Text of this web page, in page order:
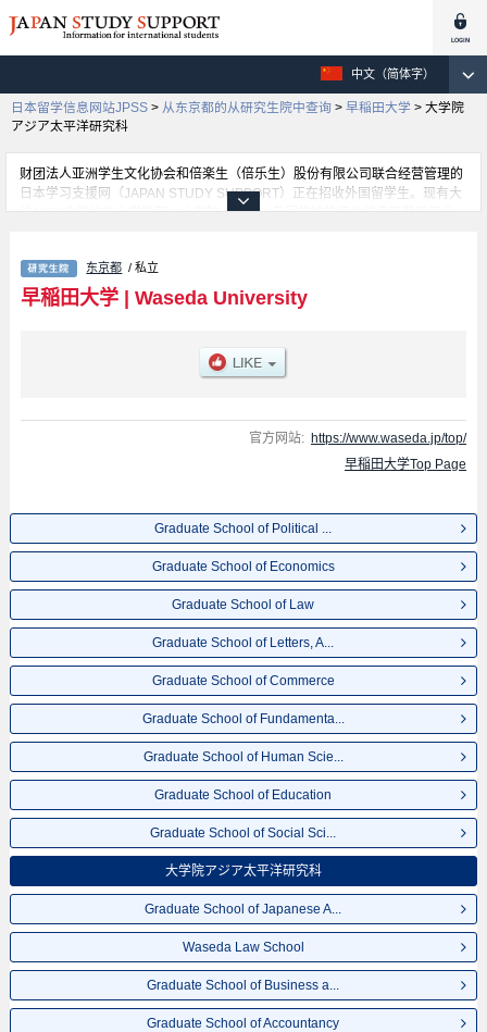
中文（简体字）
日本留学信息网站JPSS > 从东京都的从研究生院中查询 > 早稲田大学 > 大学院
アジア太平洋研究科
财团法人亚洲学生文化协会和倍楽生（倍乐生）股份有限公司联合经营管理的
日本学习支援网（JAPAN STUDY SUPPORT）正在招收外国留学生。现有大
约1300个学校的大学学部、大学院、短大、专门学校的招生信息正登载于此
Science、Graduate School of Economics、Graduate School of Law、
Graduate School of Letters, Arts and Sciences、Graduate School of
Commerce、Graduate School of Fundamental Science and Engineering、
Graduate School of Social Sciences、大学院アジア太平洋研究科、
Graduate School of Japanese Applied Linguistics、Waseda Law School、
Creative Science and Engineering、Graduate school of Advanced Science
and Engineering、Graduate School of Environment and Energy
Engineering、Graduate School of International Culture and Communication
东京都 / 私立
早稲田大学| Waseda University
官方网站: https://www.waseda.jp/top/
早稲田大学Top Page
Graduate School of Political ...
Graduate School of Economics
Graduate School of Law
Graduate School of Letters, A...
Graduate School of Commerce
Graduate School of Fundamenta...
Graduate School of Human Scie...
Graduate School of Education
Graduate School of Social Sci...
大学院アジア太平洋研究科
Graduate School of Japanese A...
Waseda Law School
Graduate School of Business a...
Graduate School of Accountancy